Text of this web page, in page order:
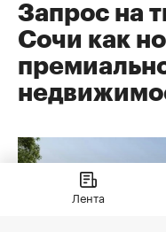
Запрос на
Сочи как
Лента